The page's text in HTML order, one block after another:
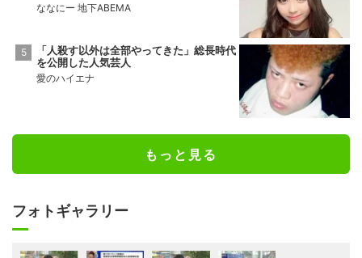
ななにー 地下ABEMA
「人殺す以外は全部やってきた」総長時代
を公開した人気芸人
愛のハイエナ
もっと見る
フォトギャラリー